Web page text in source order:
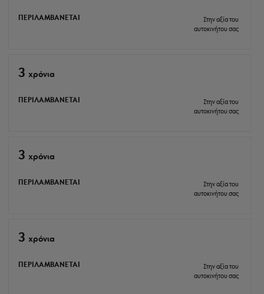
ΠΕΡΙΛΑΜΒΑΝΕΤΑΙ
Στην αξία του
αυτοκινήτου σας
3 xρόνια
ΠΕΡΙΛΑΜΒΑΝΕΤΑΙ
Στην αξία του
αυτοκινήτου σας
3 xρόνια
ΠΕΡΙΛΑΜΒΑΝΕΤΑΙ
Στην αξία του
αυτοκινήτου σας
3 xρόνια
ΠΕΡΙΛΑΜΒΑΝΕΤΑΙ
Στην αξία του
αυτοκινήτου σας